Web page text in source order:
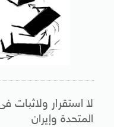
لا استقرار ولاثبات
المتحدة وإيران